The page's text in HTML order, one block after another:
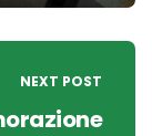
NEXT POST